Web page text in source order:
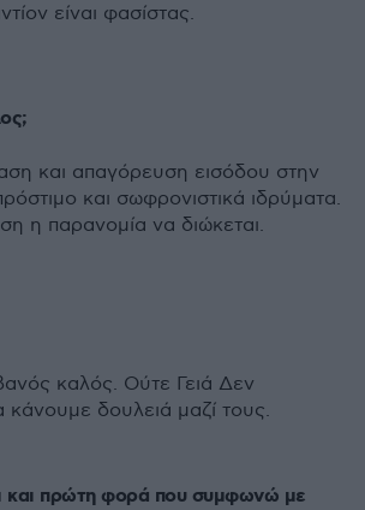
είναι φασίστας.
και απαγόρευση εισόδου στην
και σωφρονιστικά ιδρύματα.
η παρανομία να διώκεται.
καλός. Ούτε Γειά Δεν
κάνουμε δουλειά μαζί τους.
και πρώτη φορά που συμφωνώ με